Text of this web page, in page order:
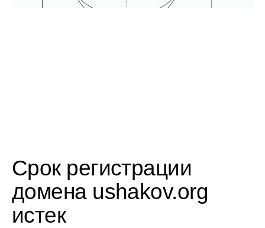
Срок регистрации
домена ushakov.org
истек